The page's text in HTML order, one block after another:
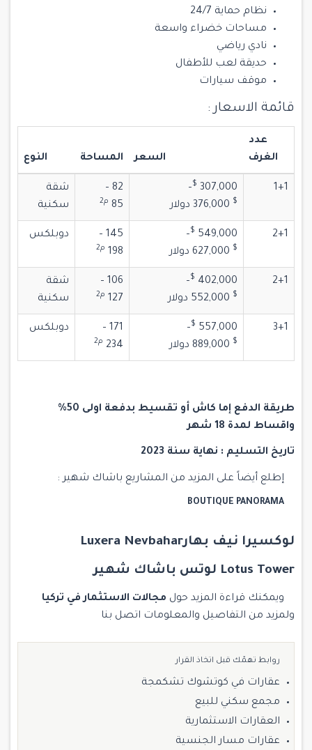
نظام حماية 24/7
مساحات خضراء واسعة
نادي رياضي
حديقة لعب للأطفال
موقف سيارات
قائمة الاسعار :
عدد
الغرف
السعر المساحة النوع
1+1
307,000
$‎
–
376,000 $‎ دولار
82 –
85 م2
شقة
سكنية
2+1
549,000
$‎
–
627,000 $‎ دولار
145 –
198 م2
دوبلكس
2+1
402,000
$‎
–
552,000 $‎ دولار
106 –
127 م2
شقة
سكنية
3+1
557,000
$‎
–
889,000 $‎ دولار
171 –
234 م2
دوبلكس
طريقة الدفع إما كاش أو تقسيط بدفعة اولى 50%
واقساط لمدة 18 شهر
تاريخ التسليم : نهاية سنة 2023
إطلع أيضاً على المزيد من المشاريع باشاك شهير :
BOUTIQUE PANORAMA
لوكسيرا نيف بهارLuxera Nevbahar
Lotus Tower لوتس باشاك شهير
ويمكنك قراءة المزيد حول مجالات الاستثمار في تركيا
ولمزيد من التفاصيل والمعلومات اتصل بنا
روابط تهمّك قبل اتخاذ القرار
عقارات في كوتشوك تشكمجة
مجمع سكني للبيع
العقارات الاستثمارية
عقارات مسار الجنسية